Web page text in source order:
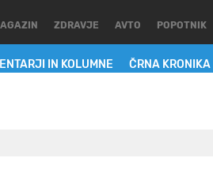
IN KOLUMNE ČRNA KRONIKA
ZDRAVJE AVTO POPOTNIK